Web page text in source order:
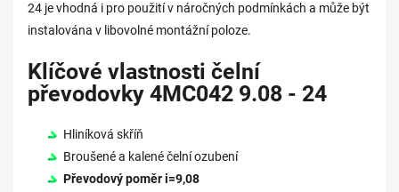
24 je vhodná i pro použití v náročných podmínkách a může být
instalována v libovolné montážní poloze.
Klíčové vlastnosti čelní
převodovky 4MC042 9.08 - 24
Hliníková skříň
Broušené a kalené čelní ozubení
Převodový poměr i=9,08